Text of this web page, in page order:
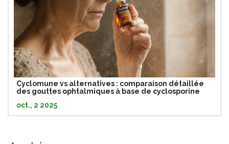
Cyclomune vs alternatives : comparaison détaillée
des gouttes ophtalmiques à base de cyclosporine
oct., 2 2025